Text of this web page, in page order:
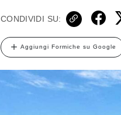
CONDIVIDI SU:
Aggiungi Formiche su Google